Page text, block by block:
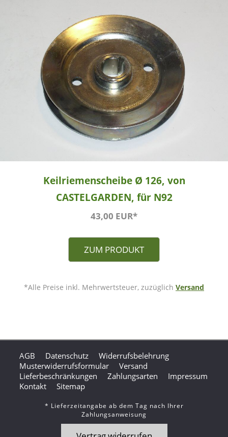
Keilriemenscheibe Ø 126, von
CASTELGARDEN, für N92
43,00 EUR*
ZUM PRODUKT
*Alle Preise inkl. Mehrwertsteuer, zuzüglich Versand
AGB Datenschutz
Widerrufsbelehrung
Musterwiderrufsformular
Versand
Lieferbeschränkungen
Zahlungsarten
Impressum
Kontakt
Sitemap
* Lieferzeitangabe ab dem Tag nach Ihrer
Zahlungsanweisung